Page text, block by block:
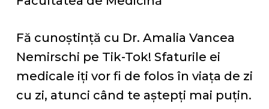
Fă cunoștință cu Dr. Amalia Vancea
Nemirschi pe Tik-Tok! Sfaturile ei
medicale iți vor fi de folos în viața de zi
cu zi, atunci când te aștepți mai puțin.